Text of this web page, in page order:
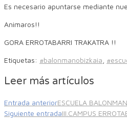
Es necesario apuntarse mediante
Animaros!!
GORA ERROTABARRI TRAKATRA !!
Etiquetas: #balonmanobizkaia,
Leer más artículos
Entrada anteriorESCUELA
Siguiente entradaIII.CAMPUS